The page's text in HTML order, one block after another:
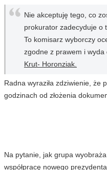
Nie akceptuję tego, co
prokurator zadecyduje o
To komisarz wyborczy
zgodne z prawem i
Krut- Horonziak.
Radna wyraziła zdziwienie, że
godzinach od złożenia
Na pytanie, jak grupa
współpracę nowego